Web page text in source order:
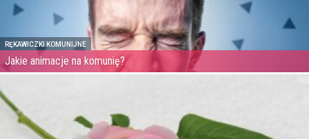
RĘKAWICZKI KOMUNIJNE
Jakie animacje na komunię?